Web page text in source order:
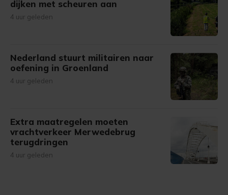
dijken met scheuren aan
4 uur geleden
Nederland stuurt militairen naar
oefening in Groenland
4 uur geleden
Extra maatregelen moeten
vrachtverkeer Merwedebrug
terugdringen
4 uur geleden